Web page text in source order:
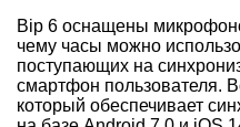
Bip 6 оснащены
чему часы можно
поступающих на
смартфон пользователя.
который обеспечивает